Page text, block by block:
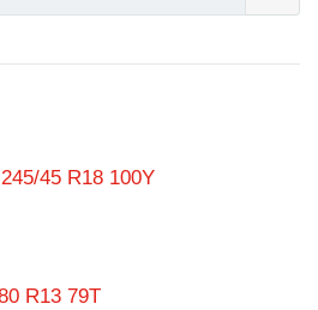
45 R18 100Y
R13 79T